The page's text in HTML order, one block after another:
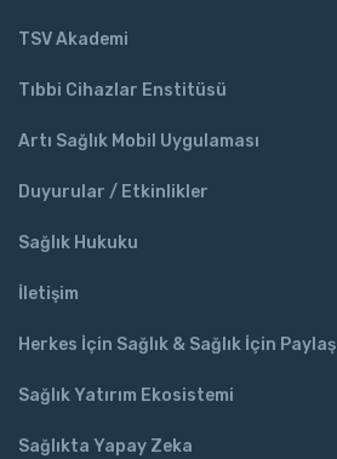
TSV Akademi
Tıbbi Cihazlar Enstitüsü
Artı Sağlık Mobil Uygulaması
Duyurular / Etkinlikler
Sağlık Hukuku
İletişim
Herkes İçin Sağlık & Sağlık İçin Paylaş
Sağlık Yatırım Ekosistemi
Sağlıkta Yapay Zeka